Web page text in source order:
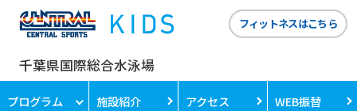
千葉県国際総合水泳場
フィットネスはこちら
プログラム 施設紹介 アクセス WEB振替